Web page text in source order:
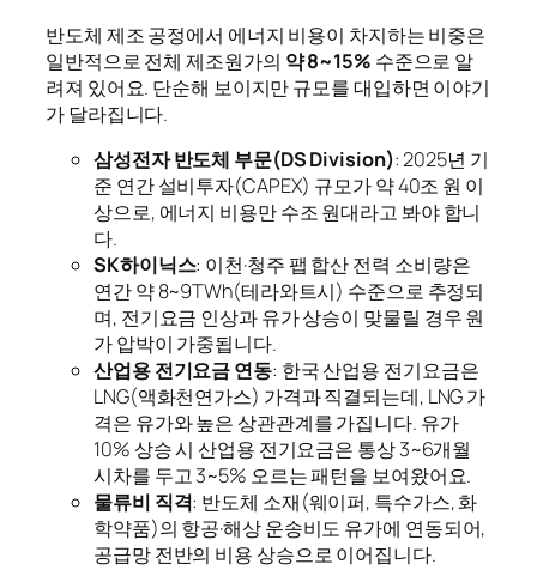
반도체 제조 공정에서 에너지 비용이 차지하는 비중은
일반적으로 전체 제조원가의 약 8~15% 수준으로 알
려져 있어요. 단순해 보이지만 규모를 대입하면 이야기
가 달라집니다.
삼성전자 반도체 부문(DS Division): 2025년 기
준 연간 설비투자(CAPEX) 규모가 약 40조 원 이
상으로, 에너지 비용만 수조 원대라고 봐야 합니
다.
SK하이닉스: 이천·청주 팹 합산 전력 소비량은
연간 약 8~9TWh(테라와트시) 수준으로 추정되
며, 전기요금 인상과 유가 상승이 맞물릴 경우 원
가 압박이 가중됩니다.
산업용 전기요금 연동: 한국 산업용 전기요금은
LNG(액화천연가스) 가격과 직결되는데, LNG 가
격은 유가와 높은 상관관계를 가집니다. 유가
10% 상승 시 산업용 전기요금은 통상 3~6개월
시차를 두고 3~5% 오르는 패턴을 보여왔어요.
물류비 직격: 반도체 소재(웨이퍼, 특수가스, 화
학약품)의 항공·해상 운송비도 유가에 연동되어,
공급망 전반의 비용 상승으로 이어집니다.